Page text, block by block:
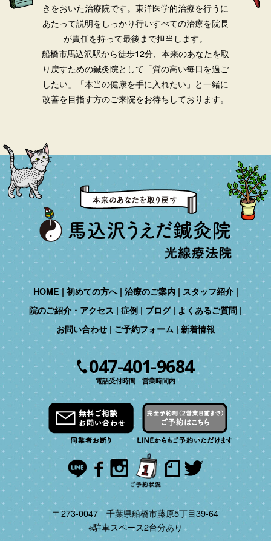
きをおいた治療院です。 東洋医学的治療を行うに
あたって説明をしっかり行いすべての治療を院長
が責任を持って最後まで担当します。
船橋市馬込沢駅から徒歩12分、本来のあなたを取
り戻すための鍼灸院として「質の高い毎日を過ご
したい」「本当の健康を手に入れたい」と一緒に
改善を目指す方のご来院をお待ちしております。
HOME 初めての方へ 治療のご案内
スタッフ紹介
院のご紹介・アクセス
症例 ブログ
よくあるご質問
お問い合わせ ご予約フォーム 新着情報
047-401-9684
電話受付時間 営業時間内
〒273-0047 千葉県船橋市藤原5丁目39-64
※駐車スペース2台分あり